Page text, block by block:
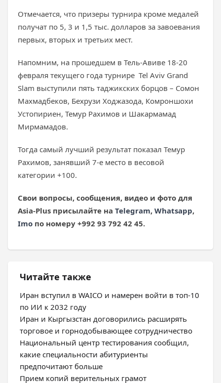
Отмечается, что призеры турнира кроме медалей
получат по 5, 3 и 1,5 тыс. долларов за завоевания
первых, вторых и третьих мест.
Напомним, на прошедшем в Тель-Авиве 18-20
февраля текущего года турнире Tel Aviv Grand
Slam выступили пять таджикских борцов – Сомон
Махмадбеков, Бехрузи Ходжазода, Комроншохи
Устопириен, Темур Рахимов и Шакармамад
Мирмамадов.
Тогда самый лучший результат показал Темур
Рахимов, занявший 7-е место в весовой
категории +100.
Свои вопросы, сообщения, видео и фото для
Asia-Plus присылайте на Telegram, Whatsapp,
Imo по номеру +992 93 792 42 45.
Читайте также
Иран вступил в WAICO и намерен войти в топ-10
по ИИ к 2032 году
Иран и Кыргызстан договорились расширять
торговое и горнодобывающее сотрудничество
Национальный центр тестирования сообщил,
какие специальности абитуриенты
предпочитают больше
Прием копий верительных грамот